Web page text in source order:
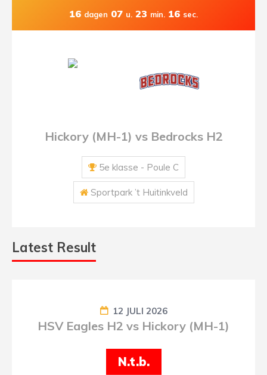
16 dagen 07 u. 23 min. 16 sec.
Hickory (MH-1) vs Bedrocks H2
5e klasse - Poule C
Sportpark ’t Huitinkveld
Latest Result
12 JULI 2026
HSV Eagles H2 vs Hickory (MH-1)
N.t.b.